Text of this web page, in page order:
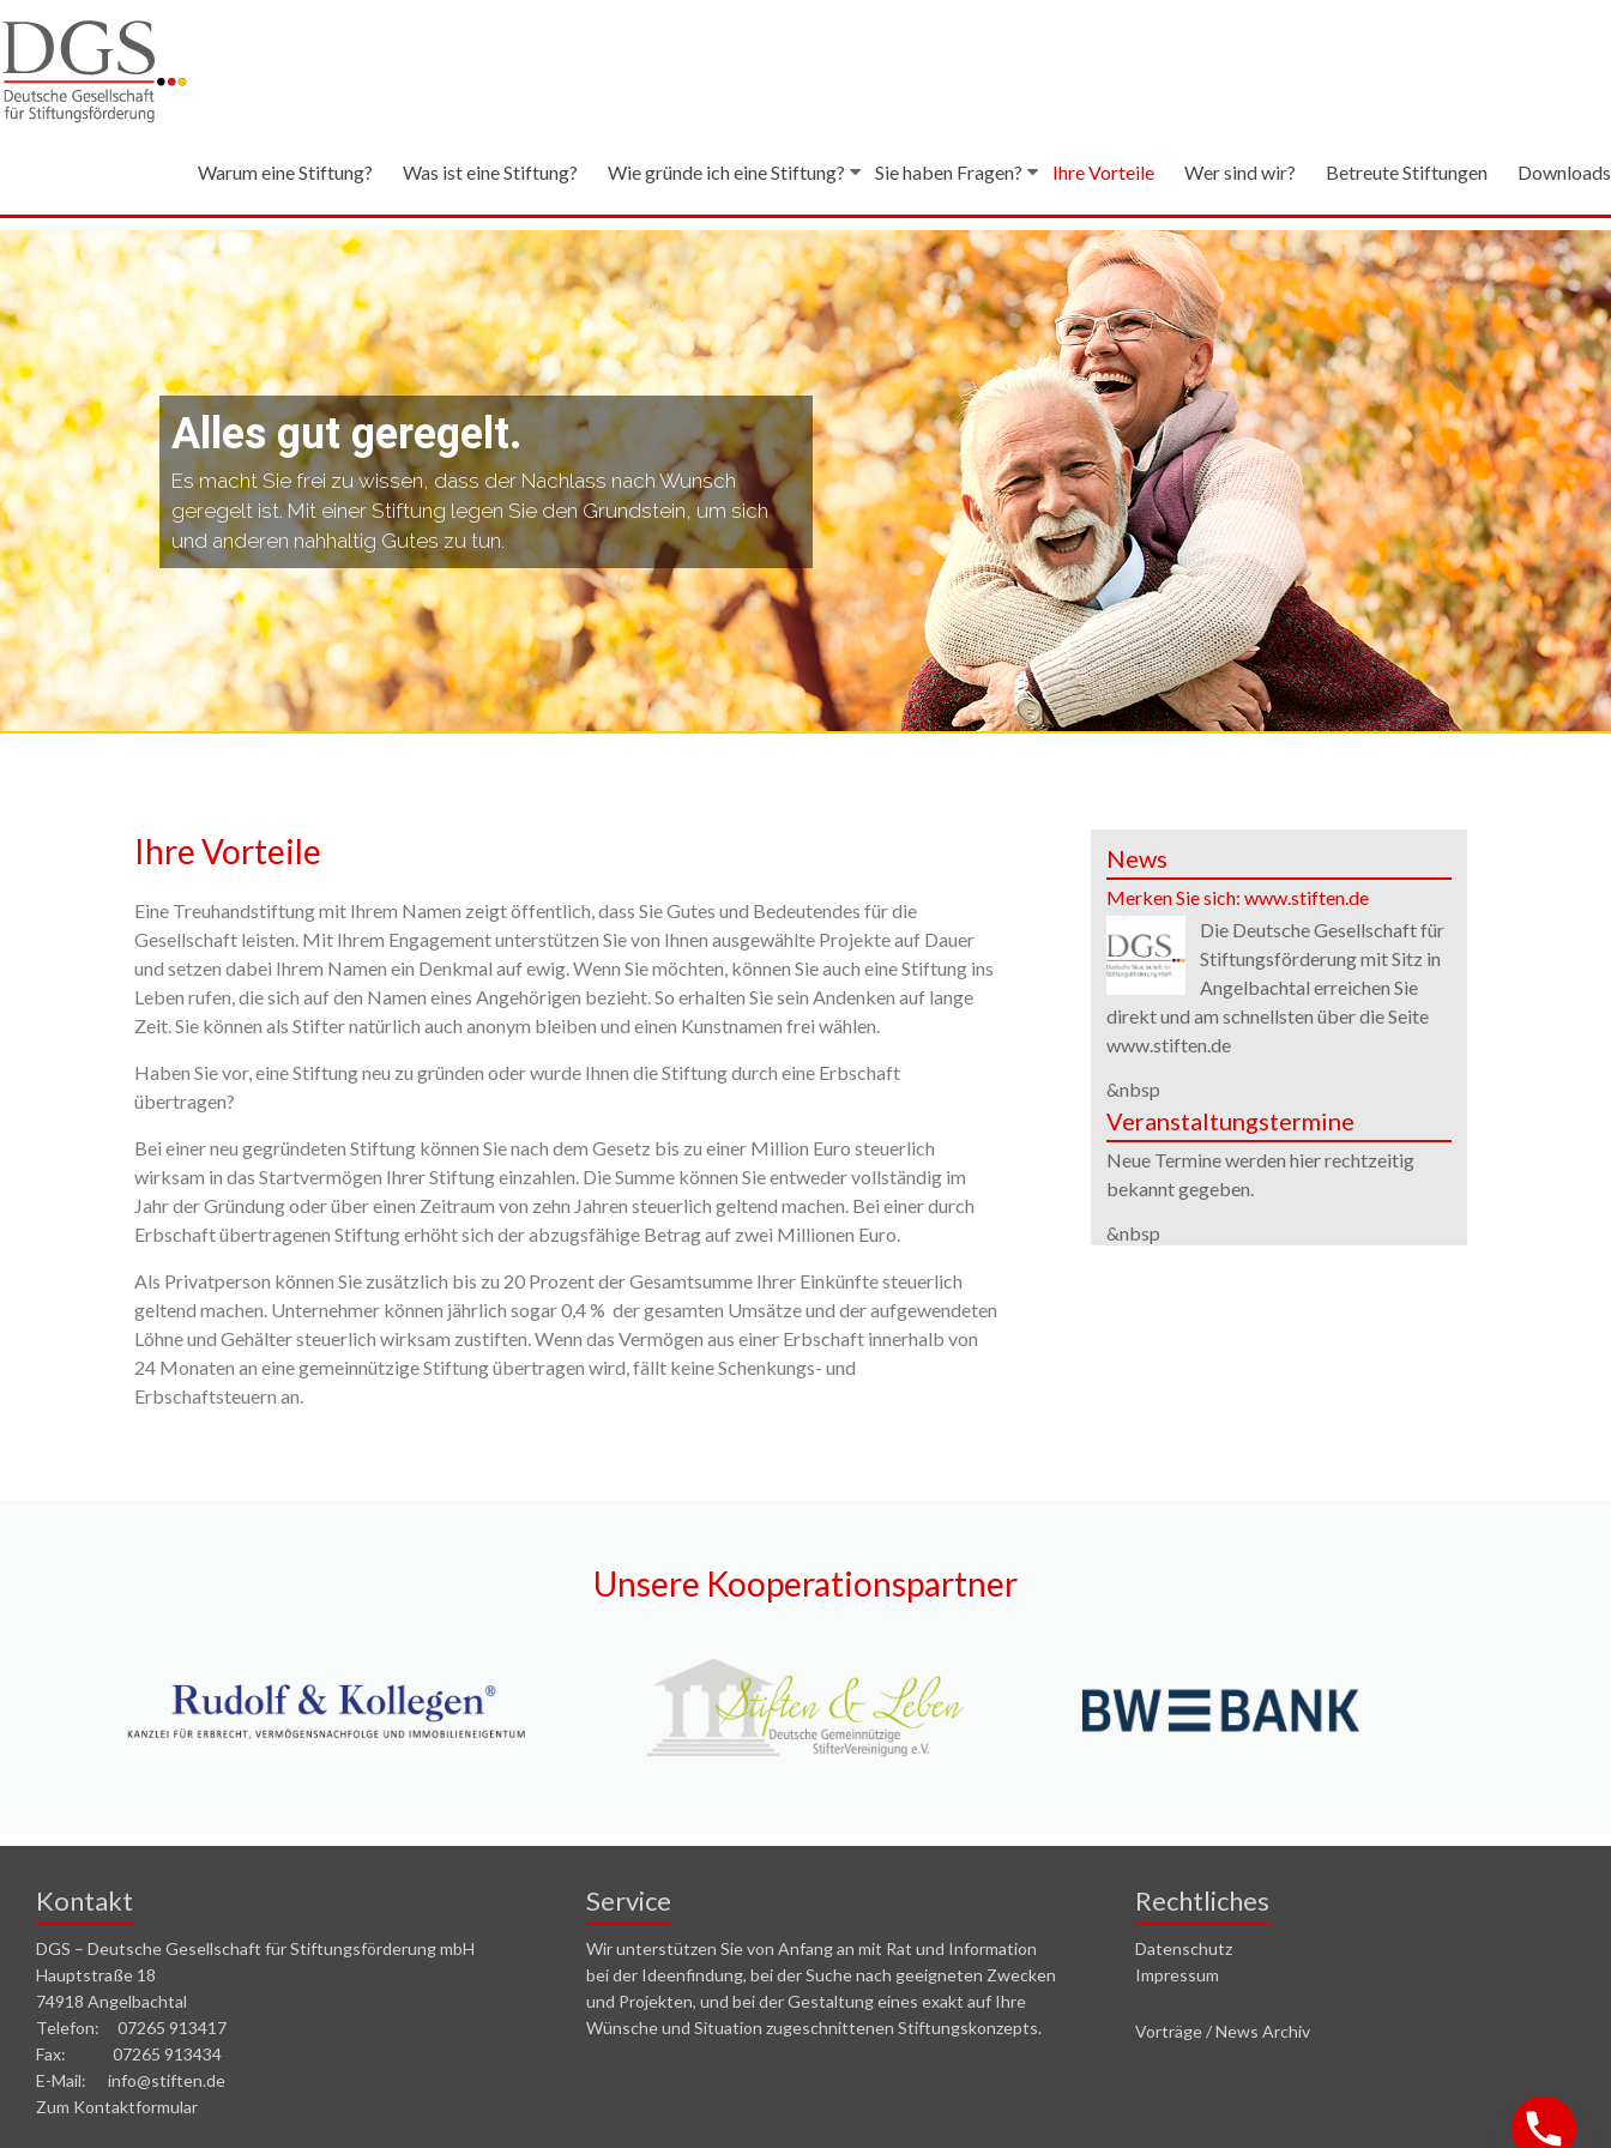
Warum eine Stiftung? Was ist eine Stiftung? Wie gründe ich eine Stiftung? Sie haben Fragen? Ihre Vorteile Wer sind wir? Betreute Stiftungen Downloads
Alles gut geregelt.
Es macht Sie frei zu wissen, dass der Nachlass nach Wunsch
geregelt ist. Mit einer Stiftung legen Sie den Grundstein, um sich
und anderen nahhaltig Gutes zu tun.
Ihre Vorteile
Eine Treuhandstiftung mit Ihrem Namen zeigt öffentlich, dass Sie Gutes und Bedeutendes für die
Gesellschaft leisten. Mit Ihrem Engagement unterstützen Sie von Ihnen ausgewählte Projekte auf Dauer
und setzen dabei Ihrem Namen ein Denkmal auf ewig. Wenn Sie möchten, können Sie auch eine Stiftung ins
Leben rufen, die sich auf den Namen eines Angehörigen bezieht. So erhalten Sie sein Andenken auf lange
Zeit. Sie können als Stifter natürlich auch anonym bleiben und einen Kunstnamen frei wählen.
Haben Sie vor, eine Stiftung neu zu gründen oder wurde Ihnen die Stiftung durch eine Erbschaft
übertragen?
Bei einer neu gegründeten Stiftung können Sie nach dem Gesetz bis zu einer Million Euro steuerlich
wirksam in das Startvermögen Ihrer Stiftung einzahlen. Die Summe können Sie entweder vollständig im
Jahr der Gründung oder über einen Zeitraum von zehn Jahren steuerlich geltend machen. Bei einer durch
Erbschaft übertragenen Stiftungerhöht sich der abzugsfähige Betrag auf zwei Millionen Euro.
Als Privatperson können Sie zusätzlich bis zu 20 Prozent der Gesamtsumme Ihrer Einkünfte steuerlich
geltend machen. Unternehmer können jährlich sogar 0,4 % der gesamten Umsätze und der aufgewendeten
Löhne und Gehälter steuerlich wirksam zustiften. Wenn das Vermögen aus einer Erbschaft innerhalb von
24 Monaten an eine gemeinnützige Stiftung übertragen wird, fällt keine Schenkungs- und
Erbschaftsteuern an.
News
Merken Sie sich: www.stiften.de
Die Deutsche Gesellschaft für
Stiftungsförderung mit Sitz in
Angelbachtal erreichen Sie
direkt und am schnellsten über die Seite
www.stiften.de
&nbsp
Veranstaltungstermine
Neue Termine werden hier rechtzeitig
bekannt gegeben.
&nbsp
Unsere Kooperationspartner
Kontakt
DGS – Deutsche Gesellschaft für Stiftungsförderung mbH
Hauptstraße 18
74918 Angelbachtal
Telefon: 07265 913417
Fax: 07265 913434
E-Mail: info@stiften.de
Zum Kontaktformular
Service
Wir unterstützen Sie von Anfang an mit Rat und Information
bei der Ideenfindung, bei der Suche nach geeigneten Zwecken
und Projekten, und bei der Gestaltung eines exakt auf Ihre
Wünsche und Situation zugeschnittenen Stiftungskonzepts.
Rechtliches
Datenschutz
Impressum
Vorträge / News Archiv